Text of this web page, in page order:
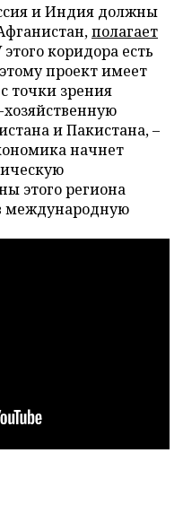
и Индия должны
полагает
коридора есть
проект имеет
точки зрения
и Пакистана, –
начнет
этого региона
международную